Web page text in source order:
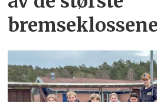
bremseklossene